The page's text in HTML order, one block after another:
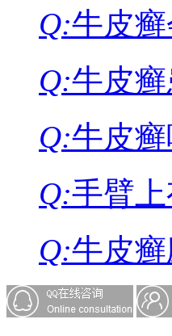
Q:牛皮
Q:牛皮
Q:牛皮癣
Q:手臂
Q:牛皮